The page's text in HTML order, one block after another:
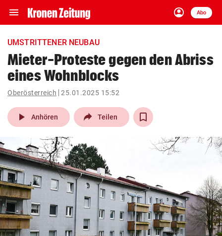
menu Navigation
ein-/ausklappen
account_circle
Anmelden
Abo
close Schließen
account_circle Anmelden
pin_drop
Wien arrow_right
search
Suchbegriff
eingeben
© Krone Multimedia GmbH & Co KG 2026
UMSTRITTENER NEUBAU
Mieter-Proteste gegen den Abriss
eines Wohnblocks
Oberösterreich 25.01.2025 15:52
play_arrow Anhören Teilen